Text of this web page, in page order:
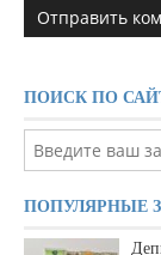
ПОИСК ПО
ПОПУЛЯРНЫЕ